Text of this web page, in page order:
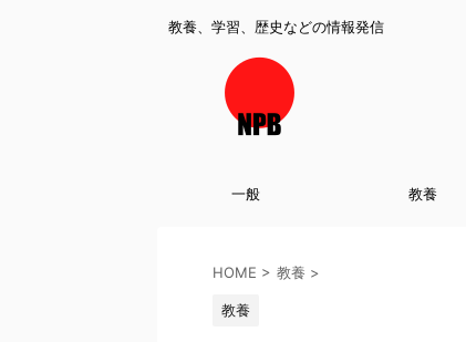
教養、学習、歴史などの情報発信
一般 教養
HOME > 教養 >
教養